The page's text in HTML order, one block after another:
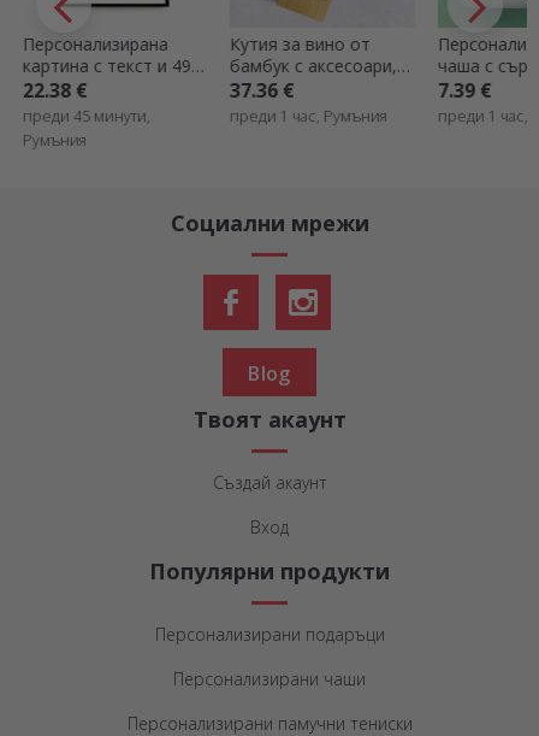
Кутия за вино от
бамбук с аксесоари,
персонализирана с
послание - Честит
рожден ден!
37.36 €
преди 1 час, Румъния
Персонализирана
чаша с сърца и
снимка
7.39 €
преди 1 час, Румъния
картичка с
Breaking
2.20 €
преди 1 час,
Социални мрежи
Blog
Твоят акаунт
Създай акаунт
Вход
Популярни продукти
Персонализирани подаръци
Персонализирани чаши
Персонализирани памучни тениски